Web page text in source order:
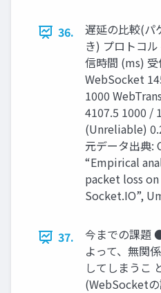
36.
遅延の比較(パ
き) プロトコ
信時間 (ms)
WebSocket
1000
4107.5 1000 /
(Unreliable)
元データ出典:
“Empirical
packet loss
Socket.IO”,
37.
今までの課題
よって、無関
してしまうこ
(WebSocket